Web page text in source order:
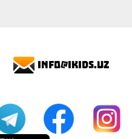
info@ikids.uz